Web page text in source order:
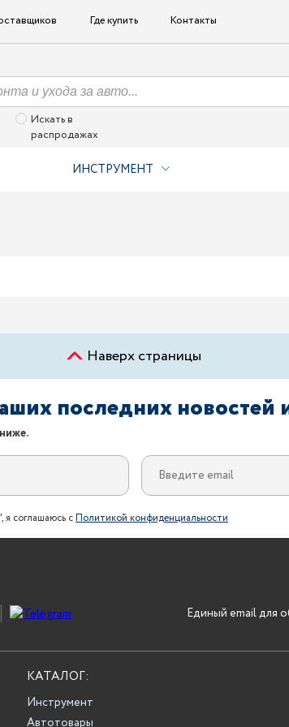
Где купить Контакты
Искать в
распродажах
ИНСТРУМЕНТ
Наверх страницы
последних новостей
я соглашаюсь сПолитикой конфиденциальности
Единый email для
КАТАЛОГ:
Инструмент
Автотовары